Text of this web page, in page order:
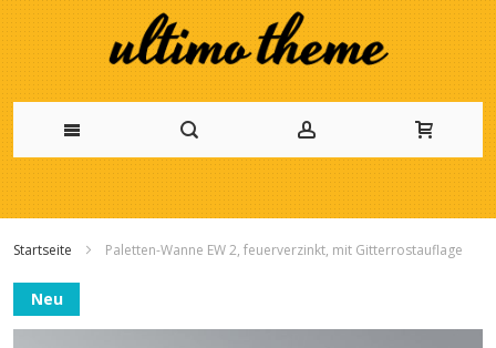
Zum
Startseite Paletten-Wanne EW 2, feuerverzinkt, mit Gitterrostauflage
Zum
Ende
der
Neu